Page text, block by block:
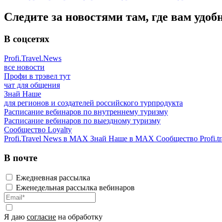
Следите за новостями там, где вам
В соцсетях
Profi.Travel.News
все новости
Профи в трэвел тут
чат для общения
Знай Наше
для регионов и создателей российского турпродукта
Расписание вебинаров по внутреннему туризму
Расписание вебинаров по выездному туризму
Сообщество Loyalty
Profi.Travel News в MAX Знай Наше в MAX Сообщество
В почте
Ежедневная рассылка
Еженедельная рассылка вебинаров
Я даю согласие на обработку